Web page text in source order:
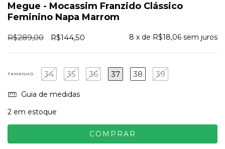
Megue - Mocassim Franzido Clássico
Feminino Napa Marrom
R$289,00 R$144,50 8 x de R$18,06 sem juros
TAMANHO 34 35 36 37 38 39
Guia de medidas
2 em estoque